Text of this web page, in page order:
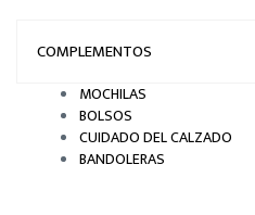
COMPLEMENTOS
MOCHILAS
BOLSOS
CUIDADO DEL CALZADO
BANDOLERAS